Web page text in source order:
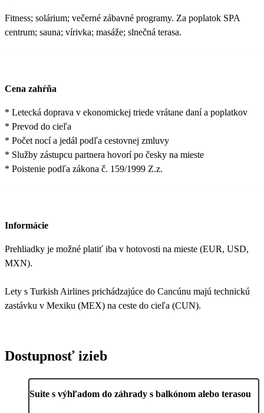
Fitness; solárium; večerné zábavné programy. Za poplatok SPA
centrum; sauna; vírivka; masáže; slnečná terasa.
Cena zahŕňa
* Letecká doprava v ekonomickej triede vrátane daní a poplatkov
* Prevod do cieľa
* Počet nocí a jedál podľa cestovnej zmluvy
* Služby zástupcu partnera hovorí po česky na mieste
* Poistenie podľa zákona č. 159/1999 Z.z.
Informácie
Prehliadky je možné platiť iba v hotovosti na mieste (EUR, USD,
MXN).
Lety s Turkish Airlines prichádzajúce do Cancúnu majú technickú
zastávku v Mexiku (MEX) na ceste do cieľa (CUN).
Dostupnosť izieb
Suite s výhľadom do záhrady s balkónom alebo terasou